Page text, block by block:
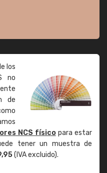
los
no
de
NCS físicopara estar
tener un muestra de
(IVA excluido).